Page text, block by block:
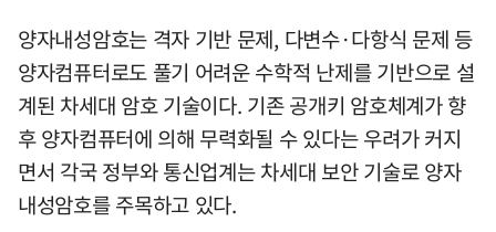
양자내성암호는 격자 기반 문제, 다변수·다항식 문제 등
양자컴퓨터로도 풀기 어려운 수학적 난제를 기반으로 설
계된 차세대 암호 기술이다. 기존 공개키 암호체계가 향
후 양자컴퓨터에 의해 무력화될 수 있다는 우려가 커지
면서 각국 정부와 통신업계는 차세대 보안 기술로 양자
내성암호를 주목하고 있다.